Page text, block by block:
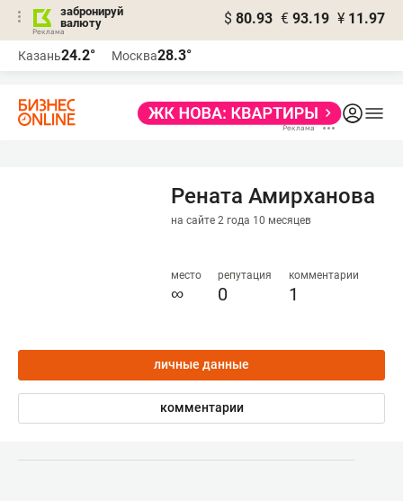
забронируй
валюту
$ 80.93 € 93.19 ¥ 11.97
Казань24.2° Москва28.3°
Рената Амирханова
на сайте 2 года 10 месяцев
место
∞
репутация
0
комментарии
1
личные данные
комментарии